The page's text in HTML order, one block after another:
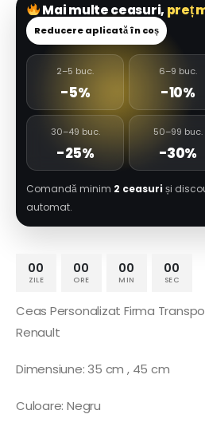
Mai multe ceasuri, preț
Reducere aplicată în coș
2–5 buc.
-5%
6–9 buc.
-10%
30–49 buc.
-25%
50–99 buc.
-30%
Comandă minim 2 ceasuri și
automat.
00
ZILE
00
ORE
00
MIN
00
SEC
Ceas Personalizat Firma
Renault
Dimensiune: 35 cm , 45 cm
Culoare: Negru